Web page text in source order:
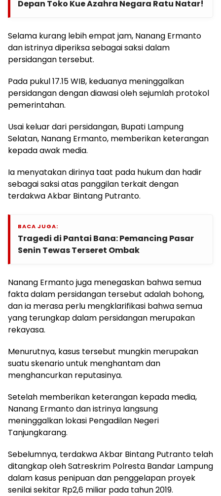
Depan Toko Kue Azahra Negara Ratu Natar!
Selama kurang lebih empat jam, Nanang Ermanto
dan istrinya diperiksa sebagai saksi dalam
persidangan tersebut.
Pada pukul 17.15 WIB, keduanya meninggalkan
persidangan dengan diawasi oleh sejumlah protokol
pemerintahan.
Usai keluar dari persidangan, Bupati Lampung
Selatan, Nanang Ermanto, memberikan keterangan
kepada awak media.
Ia menyatakan dirinya taat pada hukum dan hadir
sebagai saksi atas panggilan terkait dengan
terdakwa Akbar Bintang Putranto.
BACA JUGA:
Tragedi di Pantai Bana: Pemancing Pasar
Senin Tewas Terseret Ombak
Nanang Ermanto juga menegaskan bahwa semua
fakta dalam persidangan tersebut adalah bohong,
dan ia merasa perlu mengklarifikasi bahwa semua
yang terungkap dalam persidangan merupakan
rekayasa.
Menurutnya, kasus tersebut mungkin merupakan
suatu skenario untuk menghantam dan
menghancurkan reputasinya.
Setelah memberikan keterangan kepada media,
Nanang Ermanto dan istrinya langsung
meninggalkan lokasi Pengadilan Negeri
Tanjungkarang.
Sebelumnya, terdakwa Akbar Bintang Putranto telah
ditangkap oleh Satreskrim Polresta Bandar Lampung
dalam kasus penipuan dan penggelapan proyek
senilai sekitar Rp2,6 miliar pada tahun 2019.